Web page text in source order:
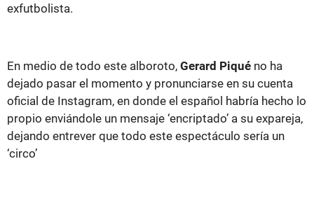
exfutbolista.
En medio de todo este alboroto, Gerard Piqué no ha
dejado pasar el momento y pronunciarse en su cuenta
oficial de Instagram, en donde el español habría hecho lo
propio enviándole un mensaje ‘encriptado’ a su expareja,
dejando entrever que todo este espectáculo sería un
‘circo’